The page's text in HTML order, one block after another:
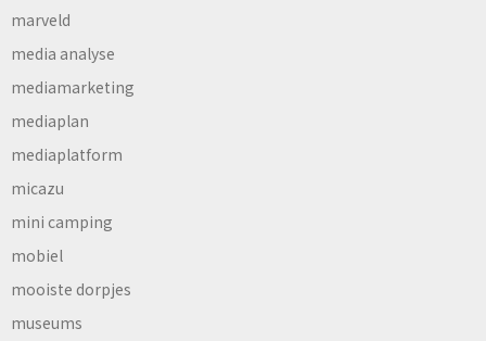
marveld
media analyse
mediamarketing
mediaplan
mediaplatform
micazu
mini camping
mobiel
mooiste dorpjes
museums